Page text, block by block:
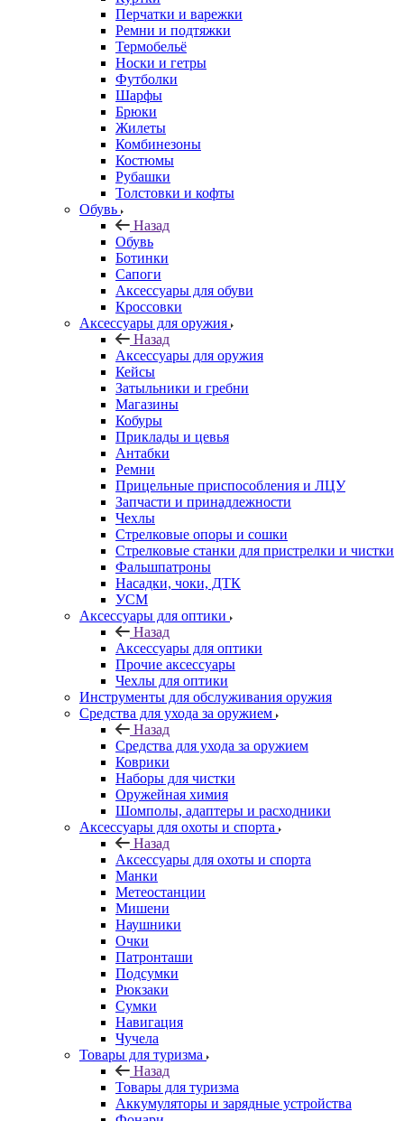
Перчатки и варежки
Ремни и подтяжки
Термобельё
Носки и гетры
Футболки
Шарфы
Брюки
Жилеты
Комбинезоны
Костюмы
Рубашки
Толстовки и кофты
Обувь
Назад
Обувь
Ботинки
Сапоги
Аксессуары для обуви
Кроссовки
Аксессуары для оружия
Назад
Аксессуары для оружия
Кейсы
Затыльники и гребни
Магазины
Кобуры
Приклады и цевья
Антабки
Ремни
Прицельные приспособления и ЛЦУ
Запчасти и принадлежности
Чехлы
Стрелковые опоры и сошки
Стрелковые станки для пристрелки и чистки
Фальшпатроны
Насадки, чоки, ДТК
УСМ
Аксессуары для оптики
Назад
Аксессуары для оптики
Прочие аксессуары
Чехлы для оптики
Инструменты для обслуживания оружия
Средства для ухода за оружием
Назад
Средства для ухода за оружием
Коврики
Наборы для чистки
Оружейная химия
Шомполы, адаптеры и расходники
Аксессуары для охоты и спорта
Назад
Аксессуары для охоты и спорта
Манки
Метеостанции
Мишени
Наушники
Очки
Патронташи
Подсумки
Рюкзаки
Сумки
Навигация
Чучела
Товары для туризма
Назад
Товары для туризма
Аккумуляторы и зарядные устройства